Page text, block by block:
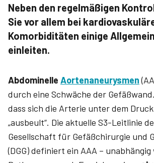
Neben den regelmäßigen
Sie vor allem bei
Komorbiditäten einige
einleiten.
Abdominelle Aortenaneurysmen
durch eine Schwäche der
dass sich die Arterie unter dem
„ausbeult“. Die aktuelle S3-Leitlinie
Gesellschaft für Gefäßchirurgie und
(DGG) definiert ein AAA –